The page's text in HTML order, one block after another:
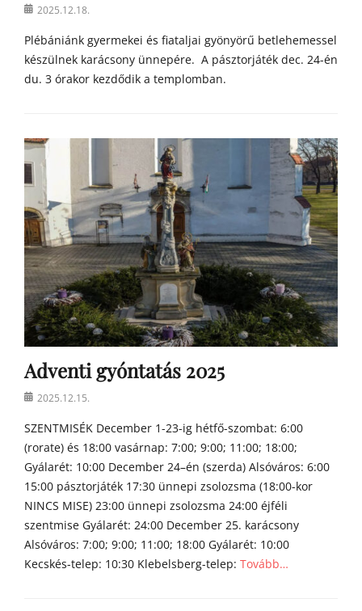
Posted2025.12.18.
Plébániánk gyermekei és fiataljai gyönyörű betlehemessel
készülnek karácsony ünnepére. A pásztorjáték dec. 24-én
du. 3 órakor kezdődik a templomban.
í
r
e
Adventi gyóntatás 2025
Posted2025.12.15.
SZENTMISÉK December 1-23-ig hétfő-szombat: 6:00
(rorate) és 18:00 vasárnap: 7:00; 9:00; 11:00; 18:00;
Gyálarét: 10:00 December 24–én (szerda) Alsóváros: 6:00
15:00 pásztorjáték 17:30 ünnepi zsolozsma (18:00-kor
NINCS MISE) 23:00 ünnepi zsolozsma 24:00 éjféli
szentmise Gyálarét: 24:00 December 25. karácsony
Alsóváros: 7:00; 9:00; 11:00; 18:00 Gyálarét: 10:00
Kecskés-telep: 10:30 Klebelsberg-telep: Tovább…